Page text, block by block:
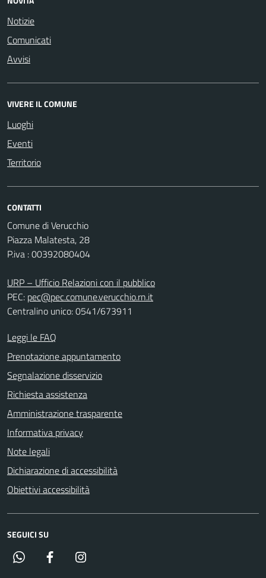
Notizie
Comunicati
Avvisi
VIVERE IL COMUNE
Luoghi
Eventi
Territorio
CONTATTI
Comune di Verucchio
Piazza Malatesta, 28
P.iva : 00392080404
URP – Ufficio Relazioni con il pubblico
PEC: pec@pec.comune.verucchio.rn.it
Centralino unico: 0541/673911
Leggi le FAQ
Prenotazione appuntamento
Segnalazione disservizio
Richiesta assistenza
Amministrazione trasparente
Informativa privacy
Note legali
Dichiarazione di accessibilità
Obiettivi accessibilità
SEGUICI SU
Whatsapp Facebook